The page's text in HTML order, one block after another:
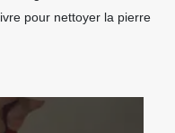
pour nettoyer la pierre